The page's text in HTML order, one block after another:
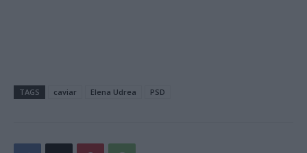
TAGS caviar Elena Udrea PSD